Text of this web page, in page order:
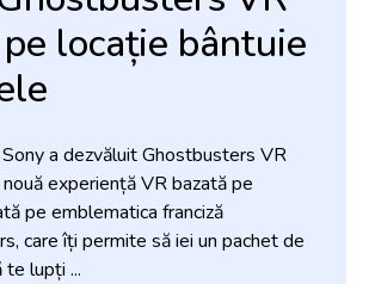
locație bântuie
a dezvăluit Ghostbusters VR
experiență VR bazată pe
pe emblematica franciză
care îți permite să iei un pachet de
lupți ...